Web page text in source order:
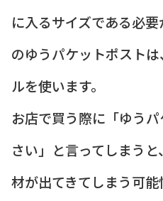
に入るサイズである必
のゆうパケットポスト
ルを使います。
お店で買う際に「ゆう
さい」と言ってしまう
材が出てきてしまう可